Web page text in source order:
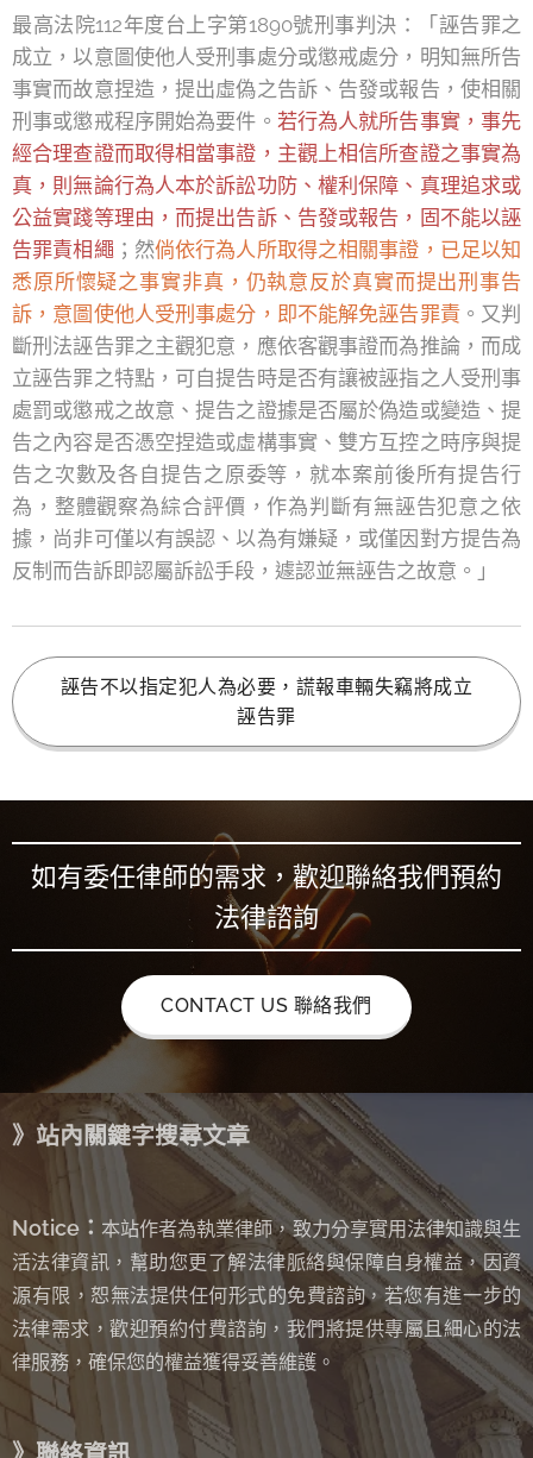
最高法院112年度台上字第1890號刑事判決：「誣告罪之
成立，以意圖使他人受刑事處分或懲戒處分，明知無所告
事實而故意捏造，提出虛偽之告訴、告發或報告，使相關
刑事或懲戒程序開始為要件。 若行為人就所告事實，事先
經合理查證而取得相當事證，主觀上相信所查證之事實為
真，則無論行為人本於訴訟功防、權利保障、真理追求或
公益實踐等理由，而提出告訴、告發或報告，固不能以誣
告罪責相繩；然倘依行為人所取得之相關事證，已足以知
悉原所懷疑之事實非真，仍執意反於真實而提出刑事告
訴，意圖使他人受刑事處分，即不能解免誣告罪責。又判
斷刑法誣告罪之主觀犯意，應依客觀事證而為推論，而成
立誣告罪之特點，可自提告時是否有讓被誣指之人受刑事
處罰或懲戒之故意、提告之證據是否屬於偽造或變造、提
告之內容是否憑空捏造或虛構事實、雙方互控之時序與提
告之次數及各自提告之原委等，就本案前後所有提告行
為，整體觀察為綜合評價，作為判斷有無誣告犯意之依
據，尚非可僅以有誤認、以為有嫌疑，或僅因對方提告為
反制而告訴即認屬訴訟手段，遽認並無誣告之故意。」
誣告不以指定犯人為必要，謊報車輛失竊將成立
誣告罪
如有委任律師的需求，歡迎聯絡我們預約
法律諮詢
CONTACT US 聯絡我們
》站內關鍵字搜尋文章
Notice： 本站作者為執業律師，致力分享實用法律知識與生
活法律資訊，幫助您更了解法律脈絡與保障自身權益，因資
源有限，恕無法提供任何形式的免費諮詢， 若您有進一步的
法律需求，歡迎預約付費諮詢，我們將提供專屬且細心的法
律服務，確保您的權益獲得妥善維護。